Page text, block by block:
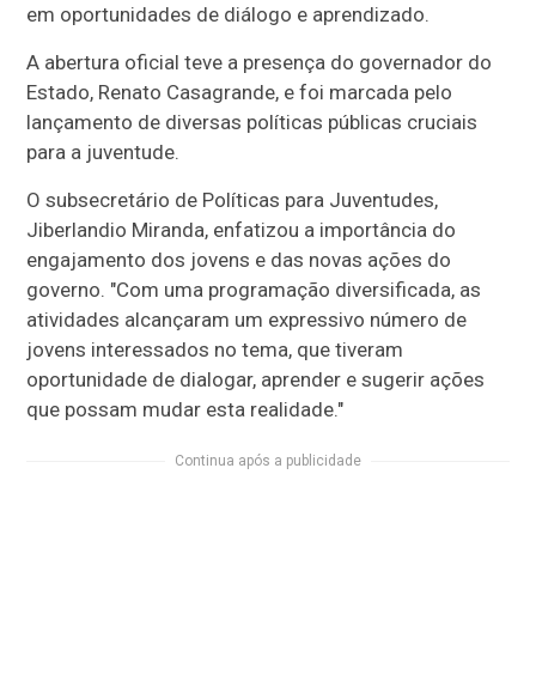
em oportunidades de diálogo e aprendizado.
A abertura oficial teve a presença do governador do
Estado, Renato Casagrande, e foi marcada pelo
lançamento de diversas políticas públicas cruciais
para a juventude.
O subsecretário de Políticas para Juventudes,
Jiberlandio Miranda, enfatizou a importância do
engajamento dos jovens e das novas ações do
governo. "Com uma programação diversificada, as
atividades alcançaram um expressivo número de
jovens interessados no tema, que tiveram
oportunidade de dialogar, aprender e sugerir ações
que possam mudar esta realidade."
Continua após a publicidade